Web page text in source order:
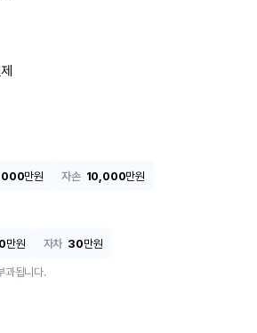
만원 자손 10,000만원
만원 자차 30만원
과됩니다.